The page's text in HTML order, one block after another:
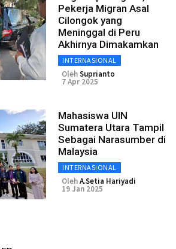
Pekerja Migran Asal
Cilongok yang
Meninggal di Peru
Akhirnya Dimakamkan
INTERNASIONAL
OlehSuprianto
7 Apr 2025
Mahasiswa UIN
Sumatera Utara Tampil
Sebagai Narasumber di
Malaysia
INTERNASIONAL
OlehA.Setia Hariyadi
19 Jan 2025